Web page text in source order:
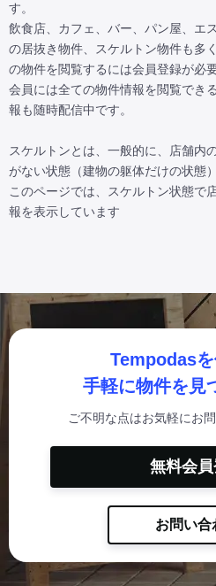
す。
飲食店、カフェ、バー、パン屋、エ
の居抜き物件、スケルトン物件も多
の物件を閲覧するには会員登録が必
会員には全ての物件情報を閲覧でき
報も随時配信中です。
スケルトンとは、一般的に、店舗内
がない状態（建物の躯体だけの状態
このページでは、スケルトン状態で
報を表示しています
Tempodasを
手軽に物件を見
ご不明な点はお気軽にお
無料会
お問い合